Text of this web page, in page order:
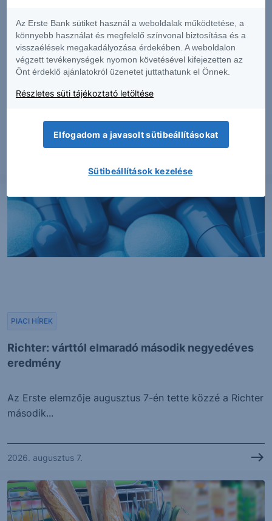
PIACI HÍREK
Richter: várttól elmaradó második negyedéves
eredmény
PIACI HÍREK
Az Erste elemzője augusztus 7-én tette közzé a Richter
második...
2026. augusztus 7.
Az Erste Bank sütiket használ a weboldalak működtetése, a
könnyebb használat és megfelelő színvonal biztosítása és a
visszaélések megakadályozása érdekében. A weboldalon
végzett tevékenységek nyomon követésével kifejezetten az
Önt érdeklő ajánlatokról üzenetet juttathatunk el Önnek.
Részletes süti tájékoztató letöltése
Elfogadom a javasolt sütibeállításokat
Sütibeállítások kezelése